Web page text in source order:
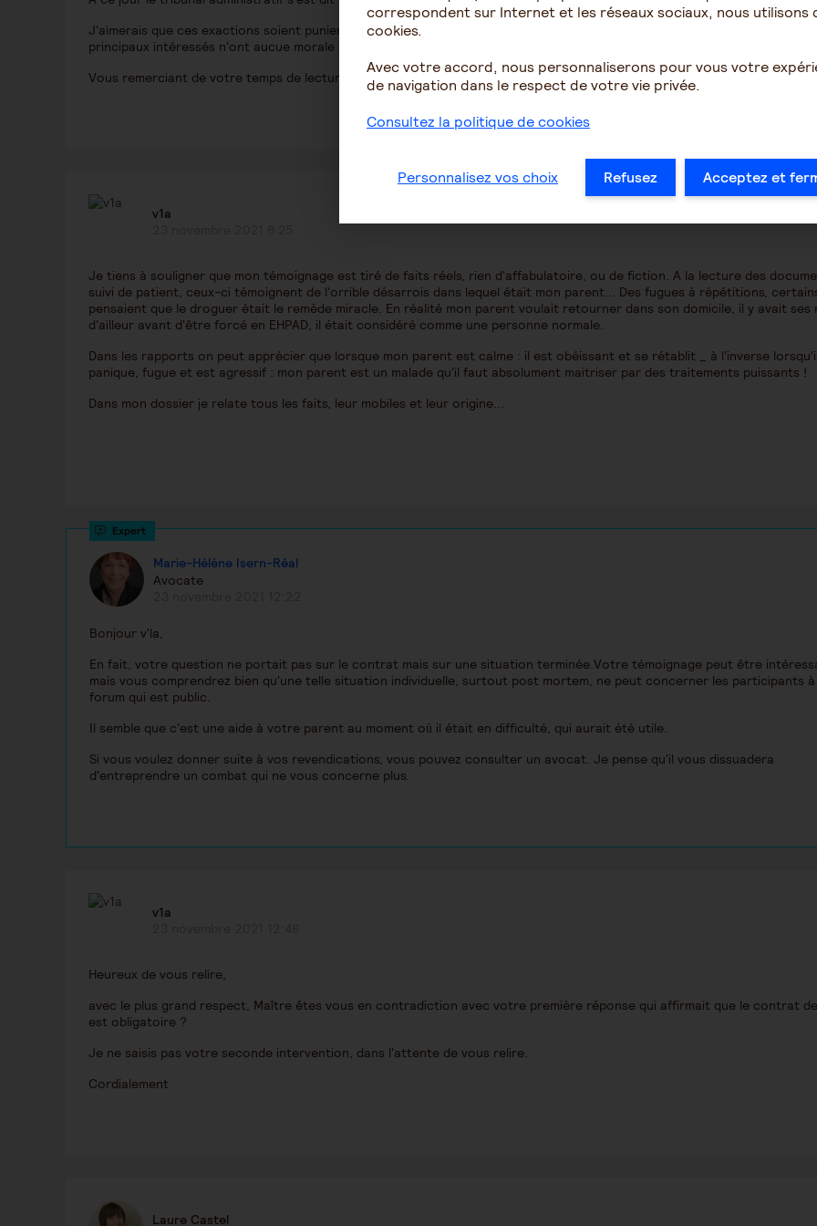
J'aimerais que ces exactions soient punies, et que les principaux intéressés admettent les faits, comment dois-je m'y
principaux intéressés n'ont aucue morale de la personne, mais sont orienté que par l'aspect financier !
Vous remerciant de votre temps de lecture.
v1a
Je tiens à souligner que mon témoignage est tiré de faits réels, rien d'affabulatoire, ou de fiction. A la lecture des
suivi de patient, ceux-ci témoignent de l'orrible désarrois dans lequel était mon parent... Des fugues à répétitions,
pensaient que le droguer était le remède miracle. En réalité mon parent voulait retourner dans son domicile, il y avait ses
d'ailleur avant d'être forcé en EHPAD, il était considéré comme une personne normale.
Dans les rapports on peut apprécier que lorsque mon parent est calme : il est obéissant et se rétablit _ à l'inverse lorsqu'il
panique, fugue et est agressif : mon parent est un malade qu'il faut absolument maitriser par des traitements puissants !
Dans mon dossier je relate tous les faits, leur mobiles et leur origine...
Marie-Hélène Isern-Réal
Avocate
Bonjour v'la,
En fait, votre question ne portait pas sur le contrat mais sur une situation terminée.Votre témoignage peut être
mais vous comprendrez bien qu'une telle situation individuelle, surtout post mortem, ne peut concerner les participants
forum qui est public.
Il semble que c'est une aide à votre parent au moment où il était en difficulté, qui aurait été utile.
Si vous voulez donner suite à vos revendications, vous pouvez consulter un avocat. Je pense qu'il vous dissuadera
d'entreprendre un combat qui ne vous concerne plus.
v1a
Heureux de vous relire,
avec le plus grand respect, Maître êtes vous en contradiction avec votre première réponse qui affirmait que le contrat
est obligatoire ?
Je ne saisis pas votre seconde intervention, dans l'attente de vous relire.
Cordialement
Laure Castel
correspondent sur Internet et les réseaux sociaux, nous utilisons
cookies.
Avec votre accord, nous personnaliserons pour vous votre
de navigation dans le respect de votre vie privée.
Consultez la politique de cookies
Personnalisez vos choix Refusez Acceptez et